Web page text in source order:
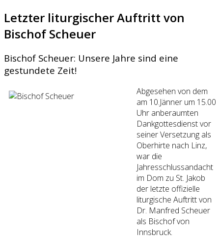
Letzter liturgischer Auftritt von
Bischof Scheuer
Bischof Scheuer: Unsere Jahre sind eine
gestundete Zeit!
Abgesehen von dem
am 10.Jänner um 15.00
Uhr anberaumten
Dankgottesdienst vor
seiner Versetzung als
Oberhirte nach Linz,
war die
Jahresschlussandacht
im Dom zu St. Jakob
der letzte offizielle
liturgische Auftritt von
Dr. Manfred Scheuer
als Bischof von
Innsbruck.